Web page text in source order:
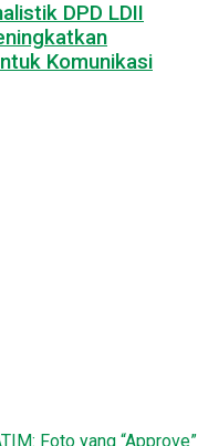
DPD LDII
Komunikasi